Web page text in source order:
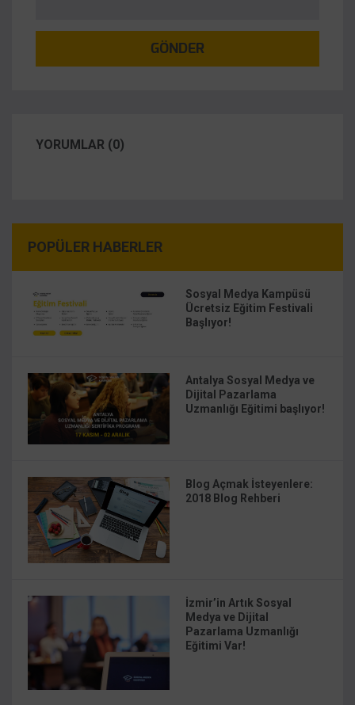
GÖNDER
YORUMLAR (0)
POPÜLER HABERLER
Sosyal Medya Kampüsü
Ücretsiz Eğitim Festivali
Başlıyor!
Antalya Sosyal Medya ve
Dijital Pazarlama
Uzmanlığı Eğitimi başlıyor!
Blog Açmak İsteyenlere:
2018 Blog Rehberi
İzmir’in Artık Sosyal
Medya ve Dijital
Pazarlama Uzmanlığı
Eğitimi Var!